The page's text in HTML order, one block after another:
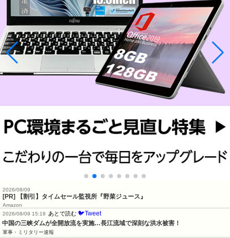
2026/08/09
[PR] 【割引】タイムセール監視所『野菜ジュース』
Amazon
2026/08/09 15:19
あとで読む 🐦Tweet
中国の三峡ダムが全開放流を実施…長江流域で深刻な洪水被害！
軍事・ミリタリー速報